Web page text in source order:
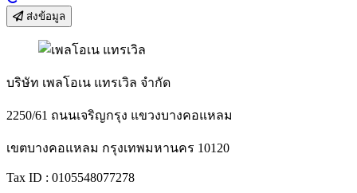
ส่งข้อมูล
บริษัท เพลโอเน แทรเวิล จำกัด
2250/61 ถนนเจริญกรุง แขวงบางคอแหลม
เขตบางคอแหลม กรุงเทพมหานคร 10120
Tax ID : 0105548077278